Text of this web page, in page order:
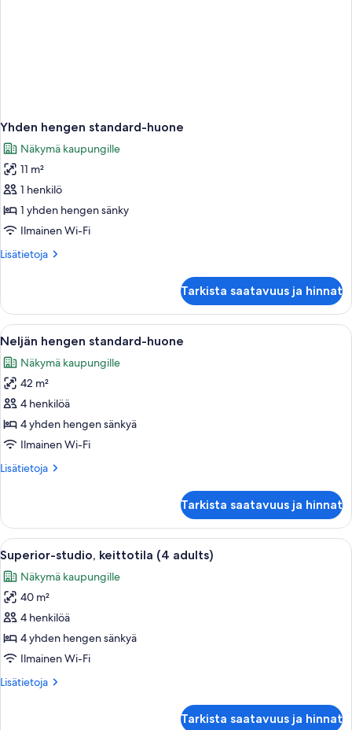
Yhden hengen standard-huone
Näkymä kaupungille
11 m²
1 henkilö
1 yhden hengen sänky
Ilmainen Wi-Fi
Lisätietoja
Lisätietoja
standard-
huone
Tarkista saatavuus ja hinnat
Avaa
kaikki
huonetyypin
Neljän
hengen
standard-
huone
Neljän hengen standard-huone |
4
Neljän hengen standard-huone
Näkymä kaupungille
42 m²
4 henkilöä
4 yhden hengen sänkyä
Ilmainen Wi-Fi
Lisätietoja
Lisätietoja
standard-
huone
Tarkista saatavuus ja hinnat
Avaa
kaikki
huonetyypin
Superior-
studio,
keittotila
(4
kuvat
Pieni hotellihuone, jossa on sänky,
6
Superior-studio, keittotila (4 adults)
Näkymä kaupungille
40 m²
4 henkilöä
4 yhden hengen sänkyä
Ilmainen Wi-Fi
Lisätietoja
Lisätietoja
Tarkista saatavuus ja hinnat